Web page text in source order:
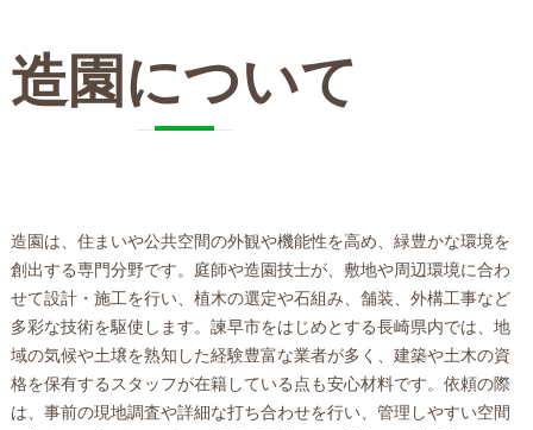
造園について
造園は、住まいや公共空間の外観や機能性を高め、緑豊かな環境を
創出する専門分野です。庭師や造園技士が、敷地や周辺環境に合わ
せて設計・施工を行い、植木の選定や石組み、舗装、外構工事など
多彩な技術を駆使します。諫早市をはじめとする長崎県内では、地
域の気候や土壌を熟知した経験豊富な業者が多く、建築や土木の資
格を保有するスタッフが在籍している点も安心材料です。依頼の際
は、事前の現地調査や詳細な打ち合わせを行い、管理しやすい空間